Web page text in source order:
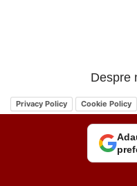
Despre
Privacy Policy Cookie Policy